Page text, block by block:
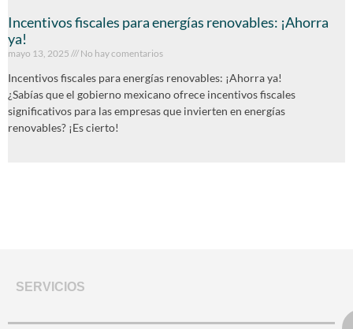
Incentivos fiscales para energías renovables: ¡Ahorra
ya!
mayo 13, 2025 No hay comentarios
Incentivos fiscales para energías renovables: ¡Ahorra ya!
¿Sabías que el gobierno mexicano ofrece incentivos fiscales
significativos para las empresas que invierten en energías
renovables? ¡Es cierto!
SERVICIOS